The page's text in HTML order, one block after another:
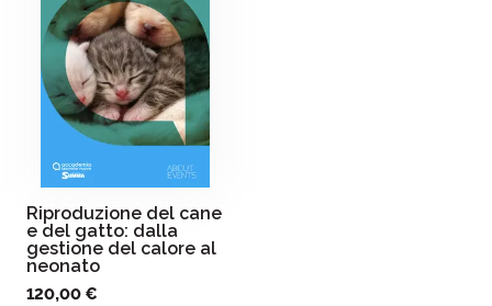
Riproduzione del cane
e del gatto: dalla
gestione del calore al
neonato
120,00 €